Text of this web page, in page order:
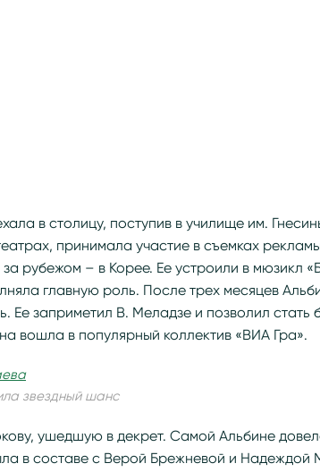
в столицу, поступив в училище им.
принимала участие в съемках
рубежом – в Корее. Ее устроили в мюзикл
главную роль. После трех месяцев
Ее заприметил В. Меладзе и позволил стать
вошла в популярный коллектив «ВИА Гра».
звездный шанс
ушедшую в декрет. Самой Альбине
в составе с Верой Брежневой и Надеждой